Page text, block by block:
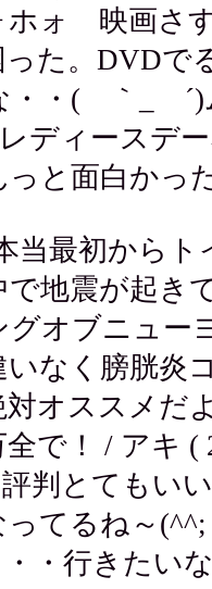
ホォ 映画さ
った。DVD
・・( ｀_ゝ
ディースデー
と面白かっ
当最初からト
で地震が起き
グオブニュー
なく膀胱炎
オススメだ
で！ / アキ (
判とてもい
ってるね～
・行きたい